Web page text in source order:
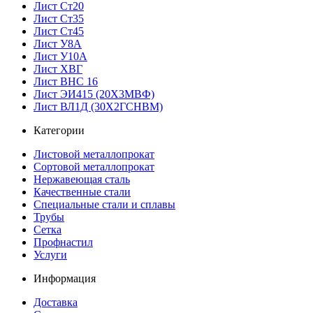
Лист Ст20
Лист Ст35
Лист Ст45
Лист У8А
Лист У10А
Лист ХВГ
Лист ВНС 16
Лист ЭИ415 (20Х3МВФ)
Лист ВЛ1Д (30Х2ГСНВМ)
Категории
Листовой металлопрокат
Сортовой металлопрокат
Нержавеющая сталь
Качественные стали
Специальные стали и сплавы
Трубы
Сетка
Профнастил
Услуги
Информация
Доставка